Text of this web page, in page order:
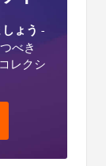
ょう -
べき
レクシ